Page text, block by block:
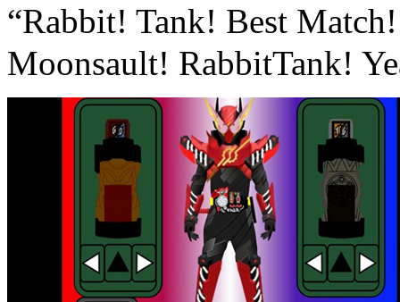
“Rabbit! Tank! Best
Moonsault! RabbitTank!